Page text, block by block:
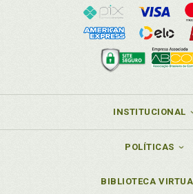
INSTITUCIONAL
POLÍTICAS
BIBLIOTECA